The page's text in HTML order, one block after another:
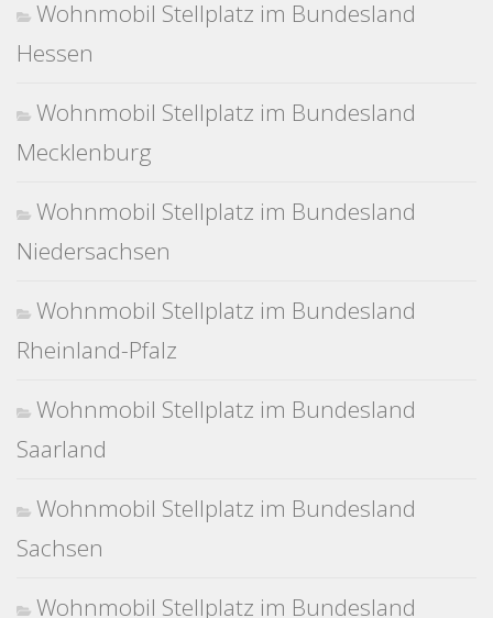
Wohnmobil Stellplatz im Bundesland
Hessen
Wohnmobil Stellplatz im Bundesland
Mecklenburg
Wohnmobil Stellplatz im Bundesland
Niedersachsen
Wohnmobil Stellplatz im Bundesland
Rheinland-Pfalz
Wohnmobil Stellplatz im Bundesland
Saarland
Wohnmobil Stellplatz im Bundesland
Sachsen
Wohnmobil Stellplatz im Bundesland